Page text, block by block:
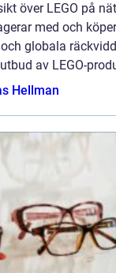
över LEGO på
med och
globala
av LEGO-
Hellman